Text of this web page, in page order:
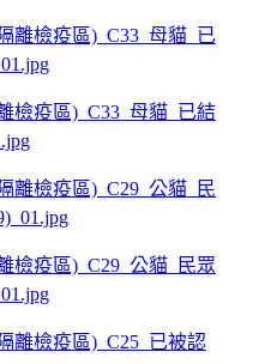
檢疫區)_C33_母貓_已結
檢疫區)_C29_公貓_民眾